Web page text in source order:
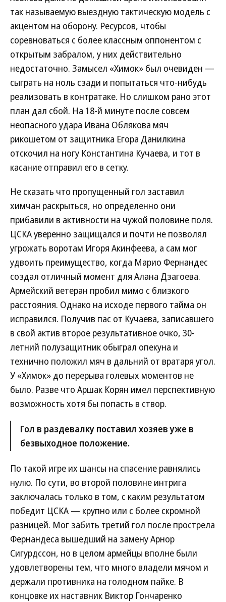
так называемую выездную тактическую модель с
акцентом на оборону. Ресурсов, чтобы
соревноваться с более классным оппонентом с
открытым забралом, у них действительно
недостаточно. Замысел «Химок» был очевиден —
сыграть на ноль сзади и попытаться что-нибудь
реализовать в контратаке. Но слишком рано этот
план дал сбой. На 18-й минуте после совсем
неопасного удара Ивана Облякова мяч
рикошетом от защитника Егора Данилкина
отскочил на ногу Константина Кучаева, и тот в
касание отправил его в сетку.
Не сказать что пропущенный гол заставил
химчан раскрыться, но определенно они
прибавили в активности на чужой половине поля.
ЦСКА уверенно защищался и почти не позволял
угрожать воротам Игоря Акинфеева, а сам мог
удвоить преимущество, когда Марио Фернандес
создал отличный момент для Алана Дзагоева.
Армейский ветеран пробил мимо с близкого
расстояния. Однако на исходе первого тайма он
исправился. Получив пас от Кучаева, записавшего
в свой актив второе результативное очко, 30-
летний полузащитник обыграл опекуна и
технично положил мяч в дальний от вратаря угол.
У «Химок» до перерыва голевых моментов не
было. Разве что Аршак Корян имел перспективную
возможность хотя бы попасть в створ.
Гол в раздевалку поставил хозяев уже в
безвыходное положение.
По такой игре их шансы на спасение равнялись
нулю. По сути, во второй половине интрига
заключалась только в том, с каким результатом
победит ЦСКА — крупно или с более скромной
разницей. Мог забить третий гол после прострела
Фернандеса вышедший на замену Арнор
Сигурдссон, но в целом армейцы вполне были
удовлетворены тем, что много владели мячом и
держали противника на голодном пайке. В
концовке их наставник Виктор Гончаренко